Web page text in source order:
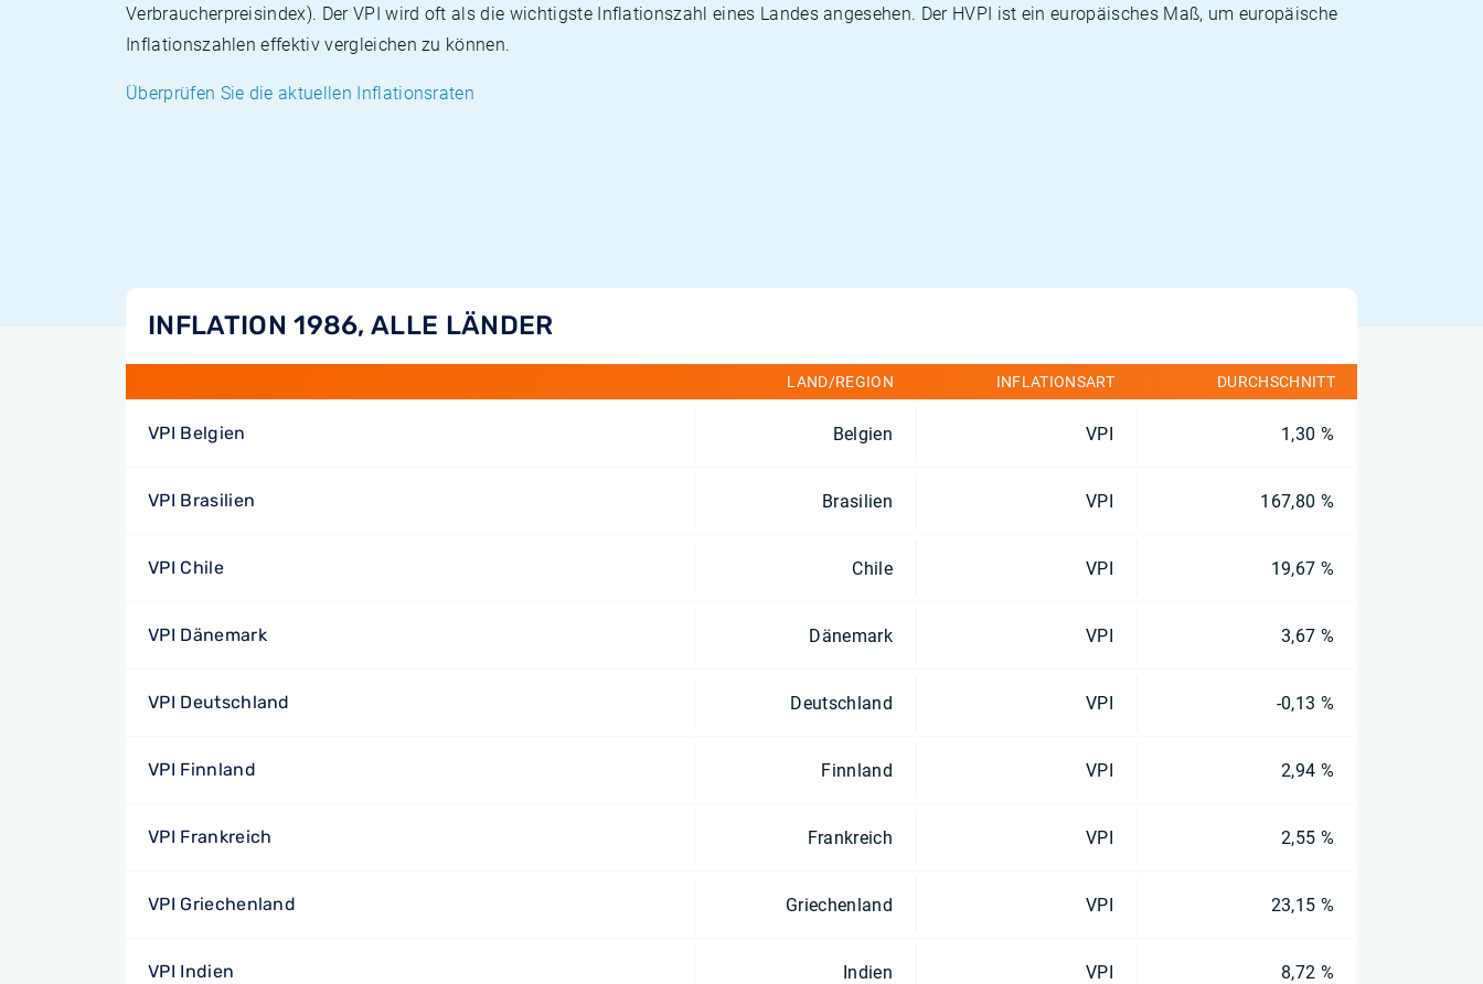
Verbraucherpreisindex). Der VPI wird oft als die wichtigste Inflationszahl eines Landes angesehen. Der HVPI ist ein europäisches Maß, um europäische
Inflationszahlen effektiv vergleichen zu können.
Überprüfen Sie die aktuellen Inflationsraten
INFLATION 1986, ALLE LÄNDER
LAND/REGION INFLATIONSART DURCHSCHNITT
VPI Belgien Belgien VPI 1,30 %
VPI Brasilien Brasilien VPI 167,80 %
VPI Chile Chile VPI 19,67 %
VPI Dänemark Dänemark VPI 3,67 %
VPI Deutschland Deutschland VPI -0,13 %
VPI Finnland Finnland VPI 2,94 %
VPI Frankreich Frankreich VPI 2,55 %
VPI Griechenland Griechenland VPI 23,15 %
VPI Indien Indien VPI 8,72 %